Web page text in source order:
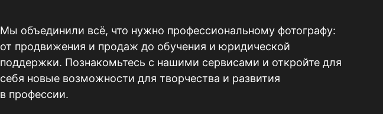
Мы объединили всё, что нужно профессиональному фотографу:
от продвижения и продаж до обучения и юридической
поддержки. Познакомьтесь с нашими сервисами и откройте для
себя новые возможности для творчества и развития
в профессии.